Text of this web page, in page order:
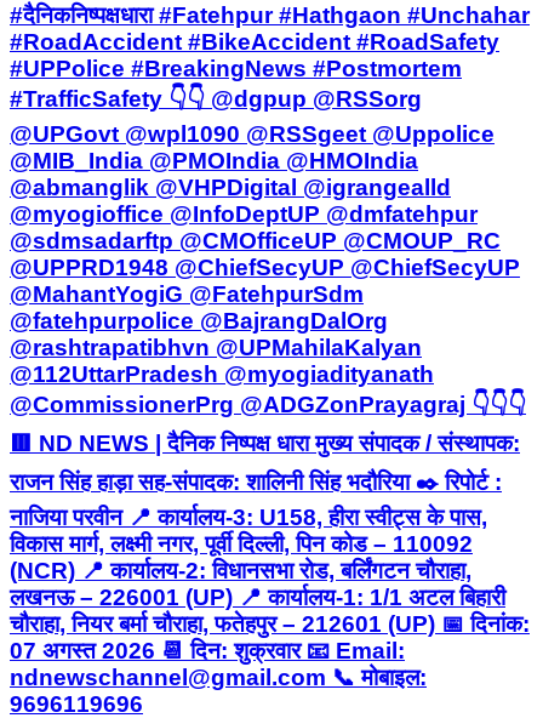
#दैनिकनिष्पक्षधारा #Fatehpur #Hathgaon #Unchahar
#RoadAccident #BikeAccident #RoadSafety
#UPPolice #BreakingNews #Postmortem
#TrafficSafety 👇👇 @dgpup @RSSorg
@UPGovt @wpl1090 @RSSgeet @Uppolice
@MIB_India @PMOIndia @HMOIndia
@abmanglik @VHPDigital @igrangealld
@myogioffice @InfoDeptUP @dmfatehpur
@sdmsadarftp @CMOfficeUP @CMOUP_RC
@UPPRD1948 @ChiefSecyUP @ChiefSecyUP
@MahantYogiG @FatehpurSdm
@fatehpurpolice @BajrangDalOrg
@rashtrapatibhvn @UPMahilaKalyan
@112UttarPradesh @myogiadityanath
@CommissionerPrg @ADGZonPrayagraj 👇👇👇
🟥 ND NEWS | दैनिक निष्पक्ष धारा मुख्य संपादक / संस्थापक:
राजन सिंह हाड़ा सह-संपादक: शालिनी सिंह भदौरिया ✒️ रिपोर्ट :
नाजिया परवीन 📍 कार्यालय-3: U158, हीरा स्वीट्स के पास,
विकास मार्ग, लक्ष्मी नगर, पूर्वी दिल्ली, पिन कोड – 110092
(NCR) 📍 कार्यालय-2: विधानसभा रोड, बर्लिंगटन चौराहा,
लखनऊ – 226001 (UP) 📍 कार्यालय-1: 1/1 अटल बिहारी
चौराहा, नियर बर्मा चौराहा, फतेहपुर – 212601 (UP) 📅 दिनांक:
07 अगस्त 2026 📆 दिन: शुक्रवार 📧 Email:
ndnewschannel@gmail.com 📞 मोबाइल:
9696119696